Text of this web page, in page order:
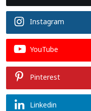
Instagram
YouTube
Pinterest
Linkedin